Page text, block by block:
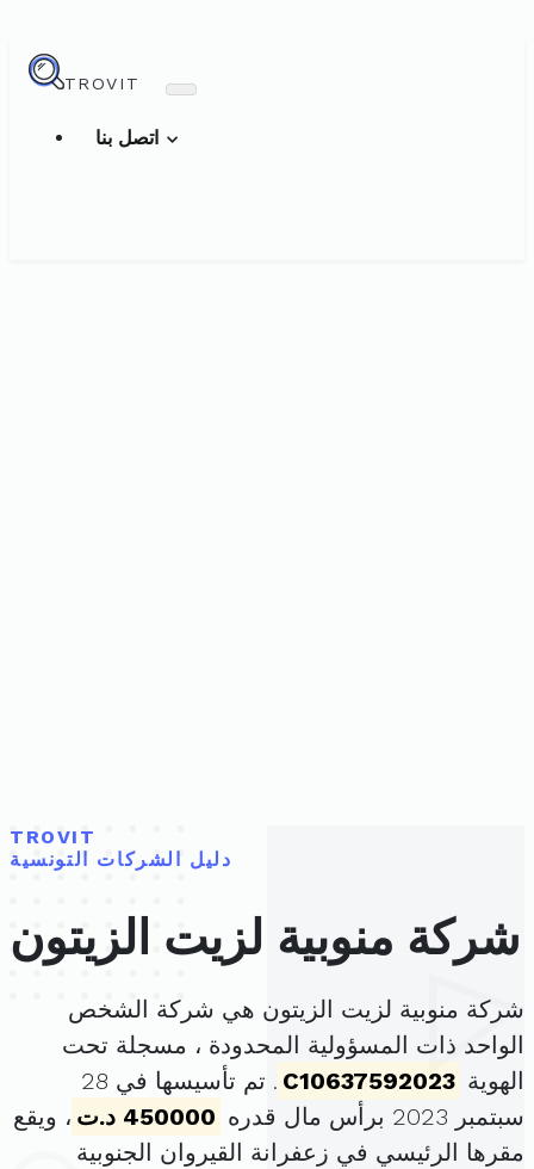
TROVIT
TROVIT
دليل الشركات التونسية
شركة منوبية لزيت الزيتون
شركة منوبية لزيت الزيتون هي شركة الشخص
الواحد ذات المسؤولية المحدودة ، مسجلة تحت
الهوية C10637592023
. تم تأسيسها في 28
سبتمبر 2023 برأس مال قدره
450000 د.ت
، ويقع
مقرها الرئيسي في زعفرانة القيروان الجنوبية